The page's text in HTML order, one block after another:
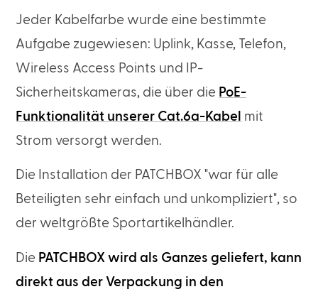
Jeder Kabelfarbe wurde eine bestimmte
Aufgabe zugewiesen: Uplink, Kasse, Telefon,
Wireless Access Points und IP-
Sicherheitskameras, die über die PoE-
Funktionalität unserer Cat.6a-Kabel mit
Strom versorgt werden.
Die Installation der PATCHBOX "war für alle
Beteiligten sehr einfach und unkompliziert", so
der weltgrößte Sportartikelhändler.
Die PATCHBOX wird als Ganzes geliefert, kann
direkt aus der Verpackung in den